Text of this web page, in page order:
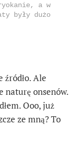
a w
były dużo
źródło. Ale
naturę onsenów.
Ooo, już
ze mną? To